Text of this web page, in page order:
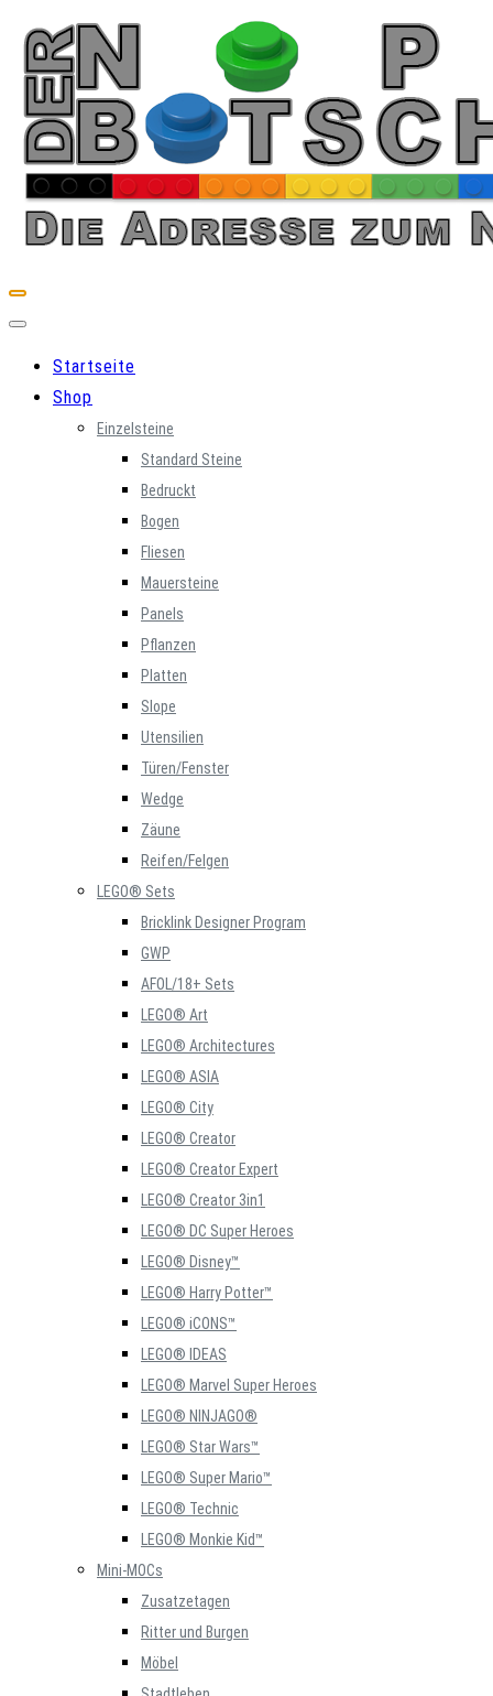
Skip
content
Startseite
Shop
Einzelsteine
Standard Steine
Bedruckt
Bogen
Fliesen
Mauersteine
Panels
Pflanzen
Platten
Slope
Utensilien
Türen/Fenster
Wedge
Zäune
Reifen/Felgen
LEGO® Sets
Bricklink Designer Program
GWP
AFOL/18+ Sets
LEGO® Art
LEGO® Architectures
LEGO® ASIA
LEGO® City
LEGO® Creator
LEGO® Creator Expert
LEGO® Creator 3in1
LEGO® DC Super Heroes
LEGO® Disney™
LEGO® Harry Potter™
LEGO® iCONS™
LEGO® IDEAS
LEGO® Marvel Super Heroes
LEGO® NINJAGO®
LEGO® Star Wars™
LEGO® Super Mario™
LEGO® Technic
LEGO® Monkie Kid™
Mini-MOCs
Zusatzetagen
Ritter und Burgen
Möbel